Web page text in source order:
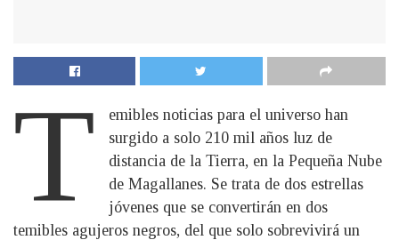
T
emibles noticias para el universo han
surgido a solo 210 mil años luz de
distancia de la Tierra, en la Pequeña Nube
de Magallanes. Se trata de dos estrellas
jóvenes que se convertirán en dos
temibles agujeros negros, del que solo sobrevivirá un